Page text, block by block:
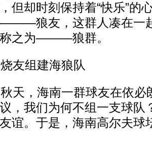
但却时刻保持着“快乐”的
狼友，这群人凑在一
称之为———狼群。
组建海狼队
，海南一群球友在依必
，我们为何不组一支球队
谊。于是，海南高尔夫球